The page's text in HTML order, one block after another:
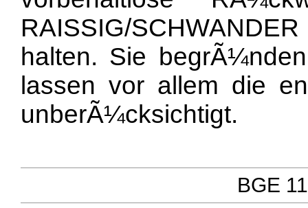
RAISSIG/
halten. Sie
lassen vor allem die
unberÃ¼cksichtigt.
BGE